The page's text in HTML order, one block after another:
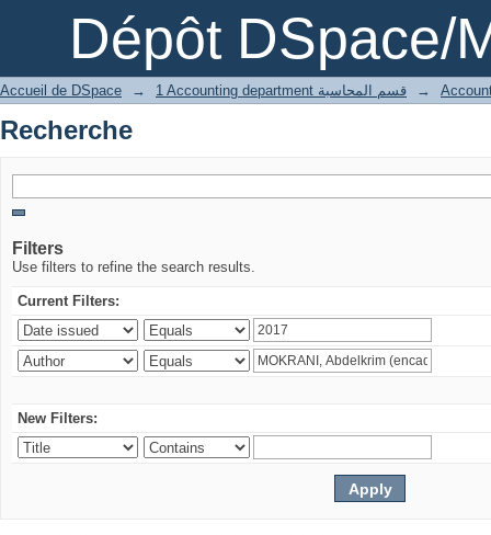
Dépôt DSpace/
Recherche
Accueil de DSpace → 1 Accounting department قسم المحاسبة →
Recherche
Filters
Use filters to refine the search results.
Current Filters:
New Filters: